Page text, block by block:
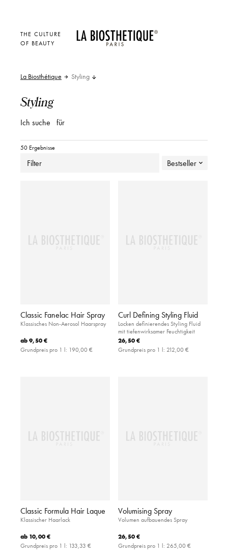
THE CULTURE
OF BEAUTY
La Biosthétique Styling
Styling
Ich suche für
50 Ergebnisse
Filter Bestseller
Classic Fanelac Hair Spray
Klassisches Non-Aerosol Haarspray
ab9,50 €
Grundpreis pro 1 l: 190,00 €
Curl Defining Styling Fluid
Locken definierendes Styling Fluid
mit tiefenwirksamer Feuchtigkeit
26,50 €
Grundpreis pro 1 l: 212,00 €
Classic Formula Hair Laque
Klassischer Haarlack
ab 10,00 €
Grundpreis pro 1 l: 133,33 €
Volumising Spray
Volumen aufbauendes Spray
26,50 €
Grundpreis pro 1 l: 265,00 €